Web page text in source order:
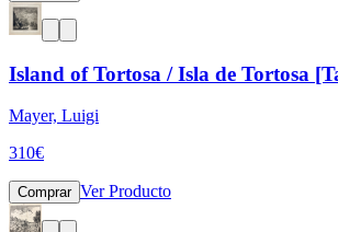
Island of Tortosa / Isla de Tortosa
Mayer, Luigi
310€
Comprar Ver Producto